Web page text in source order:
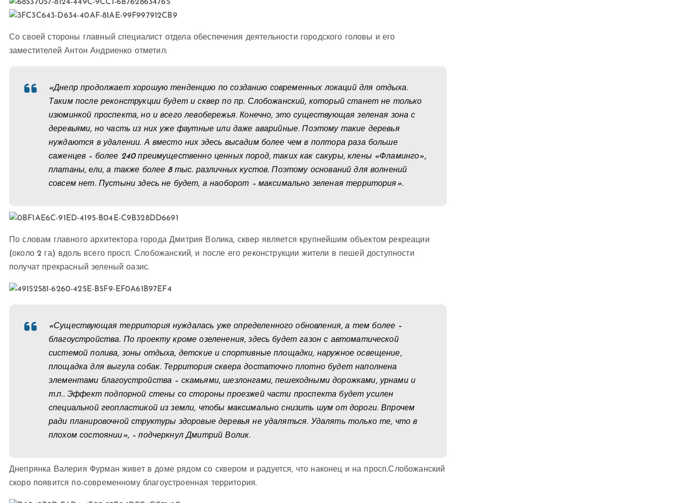
Со своей стороны главный специалист отдела обеспечения деятельности городского головы и его
заместителей Антон Андриенко отметил:
«Днепр продолжает хорошую тенденцию по созданию современных локаций для отдыха.
Таким после реконструкции будет и сквер по пр. Слобожанский, который станет не только
изюминкой проспекта, но и всего левобережья. Конечно, это существующая зеленая зона с
деревьями, но часть из них уже фаутные или даже аварийные. Поэтому такие деревья
нуждаются в удалении. А вместо них здесь высадим более чем в полтора раза больше
саженцев – более 240 преимущественно ценных пород, таких как сакуры, клены «Фламинго»,
платаны, ели, а также более 8 тыс. различных кустов. Поэтому оснований для волнений
совсем нет. Пустыни здесь не будет, а наоборот – максимально зеленая территория».
По словам главного архитектора города Дмитрия Волика, сквер является крупнейшим объектом рекреации
(около 2 га) вдоль всего просп. Слобожанский, и после его реконструкции жители в пешей доступности
получат прекрасный зеленый оазис.
«Существующая территория нуждалась уже определенного обновления, а тем более –
благоустройства. По проекту кроме озеленения, здесь будет газон с автоматической
системой полива, зоны отдыха, детские и спортивные площадки, наружное освещение,
площадка для выгула собак. Территория сквера достаточно плотно будет наполнена
элементами благоустройства – скамьями, шезлонгами, пешеходными дорожками, урнами и
т.п.. Эффект подпорной стены со стороны проезжей части проспекта будет усилен
специальной геопластикой из земли, чтобы максимально снизить шум от дороги. Впрочем
ради планировочной структуры здоровые деревья не удаляться. Удалять только те, что в
плохом состоянии», – подчеркнул Дмитрий Волик.
Днепрянка Валерия Фурман живет в доме рядом со сквером и радуется, что наконец и на просп.Слобожанский
скоро появится по-современному благоустроенная территория.